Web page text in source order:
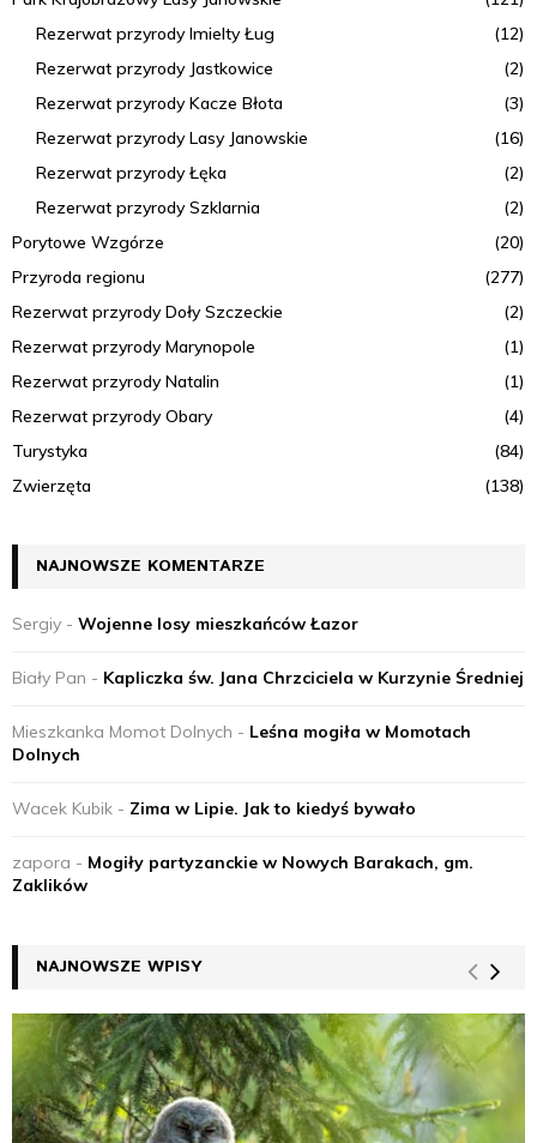
Rezerwat przyrody Imielty Ług
(12)
Rezerwat przyrody Jastkowice
(2)
Rezerwat przyrody Kacze Błota
(3)
Rezerwat przyrody Lasy Janowskie
(16)
Rezerwat przyrody Łęka
(2)
Rezerwat przyrody Szklarnia
(2)
Porytowe Wzgórze
(20)
Przyroda regionu
(277)
Rezerwat przyrody Doły Szczeckie
(2)
Rezerwat przyrody Marynopole
(1)
Rezerwat przyrody Natalin
(1)
Rezerwat przyrody Obary
(4)
Turystyka
(84)
Zwierzęta
(138)
NAJNOWSZE KOMENTARZE
Sergiy - Wojenne losy mieszkańców Łazor
Biały Pan - Kapliczka św. Jana Chrzciciela w Kurzynie Średniej
Mieszkanka Momot Dolnych - Leśna mogiła w Momotach
Dolnych
Wacek Kubik - Zima w Lipie. Jak to kiedyś bywało
zapora - Mogiły partyzanckie w Nowych Barakach, gm.
Zaklików
NAJNOWSZE WPISY